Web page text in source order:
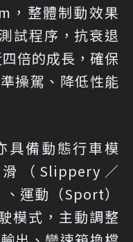
，整體制動效果
試程序，抗衰退
倍的成長，確保
操駕、降低性能
具備動態行車模
（Slippery／
運動（Sport）
模式，主動調整